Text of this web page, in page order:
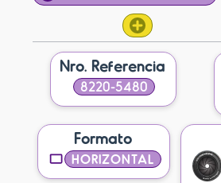
Nro. Referencia
8220-5480
Formato
HORIZONTAL